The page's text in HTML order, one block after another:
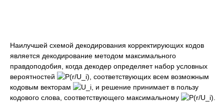
Наилучшей схемой декодирования корректирующих кодов
является декодирование методом максимального
правдоподобия, когда декодер определяет набор условных
вероятностей
, соответствующих всем возможным
кодовым векторам
, и решение принимает в пользу
кодового слова, соответствующего максимальному